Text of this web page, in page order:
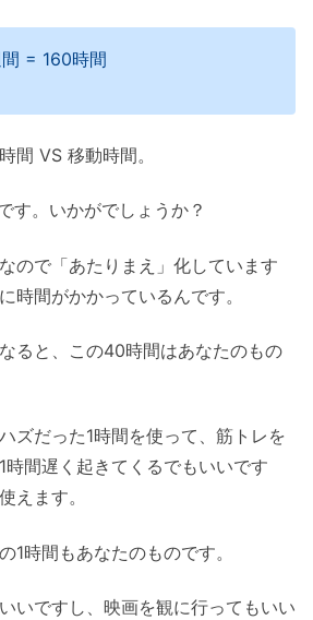
= 160時間
間 VS 移動時間。
す。いかがでしょうか？
ので「あたりまえ」化しています
時間がかかっているんです。
ると、この40時間はあなたのもの
ズだった1時間を使って、筋トレを
時間遅く起きてくるでもいいです
えます。
1時間もあなたのものです。
いですし、映画を観に行ってもいい